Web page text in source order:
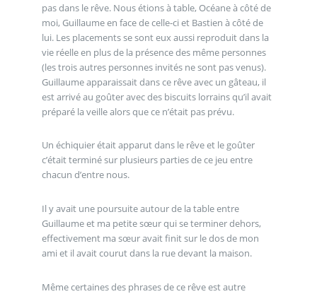
pas dans le rêve. Nous étions à table, Océane à côté de
moi, Guillaume en face de celle-ci et Bastien à côté de
lui. Les placements se sont eux aussi reproduit dans la
vie réelle en plus de la présence des même personnes
(les trois autres personnes invités ne sont pas venus).
Guillaume apparaissait dans ce rêve avec un gâteau, il
est arrivé au goûter avec des biscuits lorrains qu’il avait
préparé la veille alors que ce n’était pas prévu.
Un échiquier était apparut dans le rêve et le goûter
c’était terminé sur plusieurs parties de ce jeu entre
chacun d’entre nous.
Il y avait une poursuite autour de la table entre
Guillaume et ma petite sœur qui se terminer dehors,
effectivement ma sœur avait finit sur le dos de mon
ami et il avait courut dans la rue devant la maison.
Même certaines des phrases de ce rêve est autre